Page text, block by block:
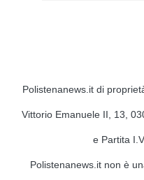
Polistenanews.it di
Vittorio Emanuele II, 13,
e Partita
Polistenanews.it non è